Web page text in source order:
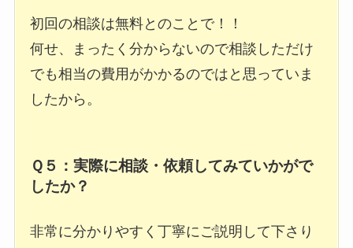
初回の相談は無料とのことで！！
何せ、まったく分からないので相談しただけ
でも相当の費用がかかるのではと思っていま
したから。
Ｑ５：実際に相談・依頼してみていかがで
したか？
非常に分かりやすく丁寧にご説明して下さり